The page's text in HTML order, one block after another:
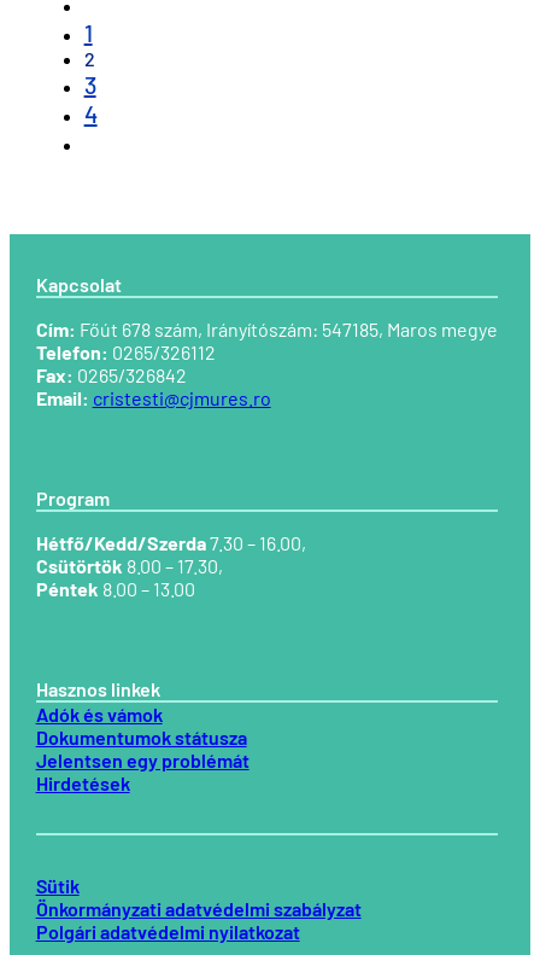
1
2
3
4
Kapcsolat
Cím: Főút 678 szám, Irányítószám: 547185, Maros megye
Telefon: 0265/326112
Fax: 0265/326842
Email: cristesti@cjmures.ro
Program
Hétfő/Kedd/Szerda7.30 – 16.00,
Csütörtök 8.00 – 17.30,
Péntek 8.00 – 13.00
Hasznos linkek
Adók és vámok
Dokumentumok státusza
Jelentsen egy problémát
Hirdetések
Sütik
Önkormányzati adatvédelmi szabályzat
Polgári adatvédelmi nyilatkozat